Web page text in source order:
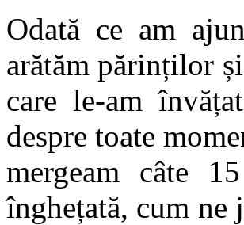
Odată ce am
arătăm părinților
care le-am
despre toate
mergeam câte
înghețată, cum